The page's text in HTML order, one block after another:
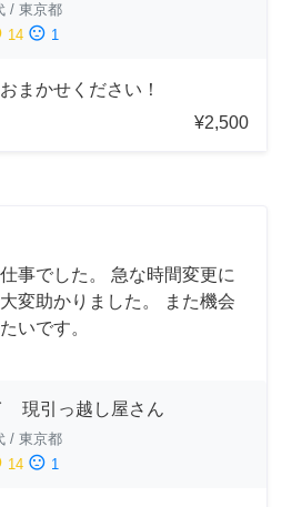
/ 東京都
14 sentiment_dissatisfied 1
まかせください！
¥2,500
事でした。 急な時間変更に
変助かりました。 また機会
いです。
現引っ越し屋さん
/ 東京都
14 sentiment_dissatisfied 1